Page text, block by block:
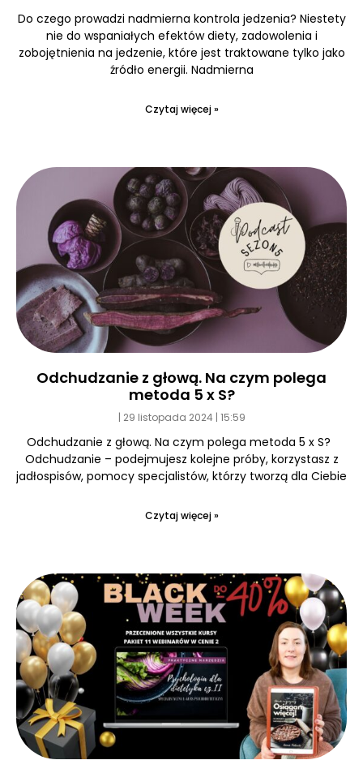
Do czego prowadzi nadmierna kontrola jedzenia? Niestety
nie do wspaniałych efektów diety, zadowolenia i
zobojętnienia na jedzenie, które jest traktowane tylko jako
źródło energii. Nadmierna
Czytaj więcej »
Odchudzanie z głową. Na czym polega
metoda 5 x S?
29 listopada 2024 15:59
Odchudzanie z głową. Na czym polega metoda 5 x S?
Odchudzanie – podejmujesz kolejne próby, korzystasz z
jadłospisów, pomocy specjalistów, którzy tworzą dla Ciebie
Czytaj więcej »